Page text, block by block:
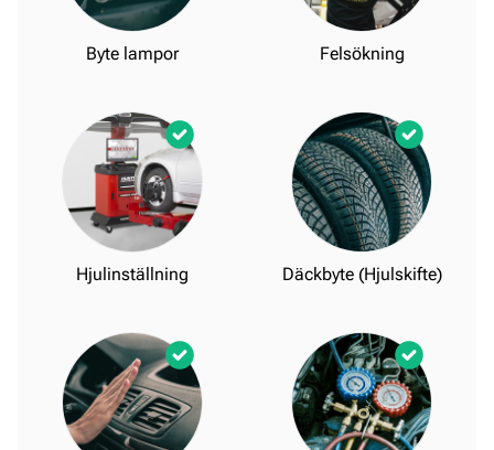
Byte lampor Felsökning
Hjulinställning Däckbyte (Hjulskifte)